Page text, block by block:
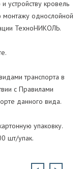
устройству кровель
однослойной
ТехноНИКОЛЬ.
транспорта в
с Правилами
данного вида.
упаковку.
шт/упак.